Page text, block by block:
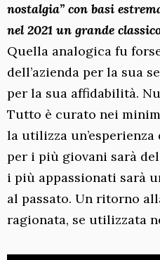
nostalgia” con basi
nel 2021 un grande
Quella analogica fu
dell’azienda per la sua
per la sua affidabilità.
Tutto è curato nei
la utilizza
per i più giovani sarà
i più appassionati sarà
al passato. Un ritorno
ragionata, se utilizzata